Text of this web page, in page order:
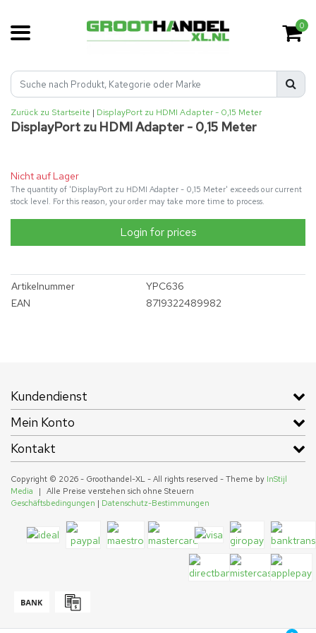
0
Zurück zu Startseite | DisplayPort zu HDMI Adapter - 0,15 Meter
DisplayPort zu HDMI Adapter - 0,15 Meter
Nicht auf Lager
The quantity of 'DisplayPort zu HDMI Adapter - 0,15 Meter' exceeds our current
stock level. For this reason, your order may take more time to process.
Login for prices
Artikelnummer
YPC636
EAN
8719322489982
Kundendienst
Mein Konto
Kontakt
Copyright © 2026 - Groothandel-XL - All rights reserved - Theme by InStijl
Media
|
Alle Preise verstehen sich ohne Steuern
Geschäftsbedingungen | Datenschutz-Bestimmungen